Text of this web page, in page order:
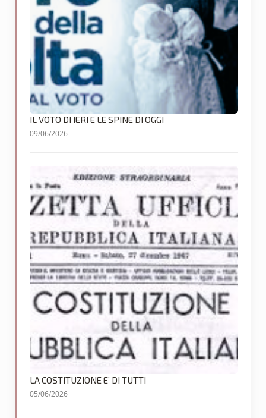
IL VOTO DI IERI E LE SPINE DI OGGI
09/06/2026
LA COSTITUZIONE E’ DI TUTTI
05/06/2026